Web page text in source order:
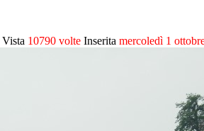
Vista 10790 volte Inserita mercoledì 1